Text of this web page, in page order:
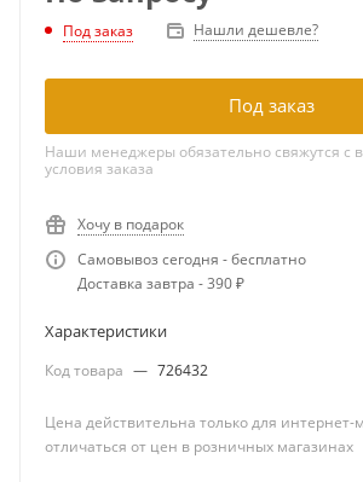
Под заказ Нашли дешевле?
Под заказ
Наши менеджеры обязательно свяжутся с
условия заказа
Хочу в подарок
Самовывоз сегодня - бесплатно
Доставка завтра - 390 ₽
Характеристики
Код товара — 726432
Цена действительна только для
отличаться от цен в розничных магазинах